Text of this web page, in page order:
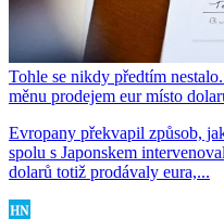
Tohle se nikdy předtím
měnu prodejem eur místo
Evropany překvapil způsob,
spolu s Japonskem
dolarů totiž prodávaly eura,...